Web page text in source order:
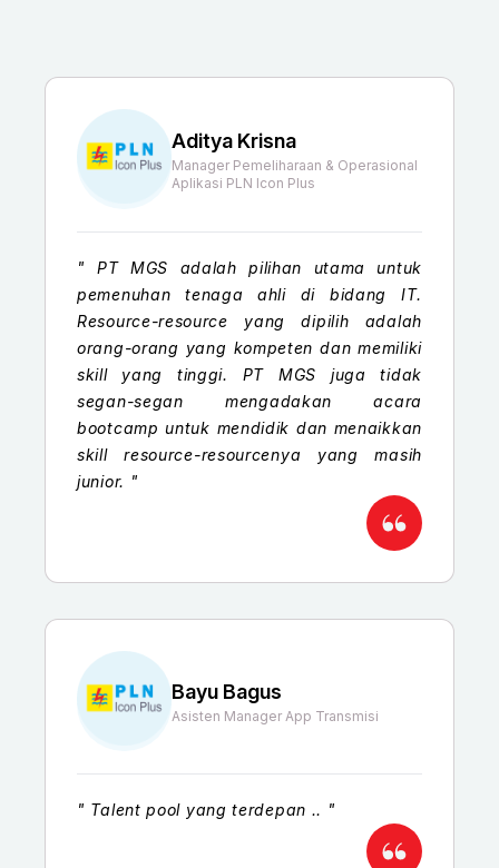
Aditya Krisna
Manager Pemeliharaan & Operasional
Aplikasi PLN Icon Plus
"PT MGS adalah pilihan utama untuk
pemenuhan tenaga ahli di bidang IT.
Resource-resource yang dipilih adalah
orang-orang yang kompeten dan memiliki
skill yang tinggi. PT MGS juga tidak
segan-segan mengadakan acara
bootcamp untuk mendidik dan menaikkan
skill resource-resourcenya yang masih
junior. "
Bayu Bagus
Asisten Manager App Transmisi
" Talent pool yang terdepan .. "